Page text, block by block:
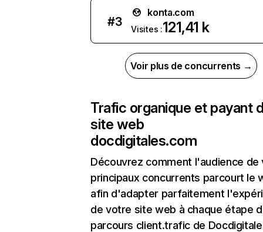
#3
konta.com
Visites :121,41 k
Voir plus de concurrents →
Trafic organique et payant
site web
docdigitales.com
Découvrez comment l'audience de
principaux concurrents parcourt le
afin d'adapter parfaitement
de votre site web à chaque étape
parcours client.trafic de